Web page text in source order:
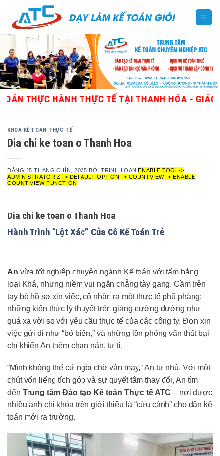
content
HÀNH THỰC TẾ TẠI THANH HÓA - GIÁO VIÊN
KHÓA KẾ TOÁN THỰC TẾ
Dia chi ke toan o Thanh Hoa
ĐĂNG 25 THÁNG CHÍN, 2025 BỞITRỊNH LOAN ENABLE TOOL->
ADMINISTRATOR Z -> DEFAULT OPTION -> COUNTVIEW -> ENABLE
COUNT VIEW FUNCTION
Dia chi ke toan o Thanh Hoa
Hành Trình “Lột Xác” Của Cô Kế Toán Trẻ
An vừa tốt nghiệp chuyên ngành Kế toán với tấm bằng
loại Khá, nhưng niềm vui ngắn chẳng tày gang. Cầm trên
tay bộ hồ sơ xin việc, cô nhận ra một thực tế phũ phàng:
những kiến thức lý thuyết trên giảng đường dường như
quá xa vời so với yêu cầu thực tế của các công ty. Đơn xin
việc gửi đi như “bỏ biển,” và những lần phỏng vấn thất bại
chỉ khiến An thêm chán nản, tự ti.
“Mình không thể cứ ngồi chờ vận may,” An tự nhủ. Với một
chút vốn liếng tích góp và sự quyết tâm thay đổi, An tìm
đến Trung tâm Đào tạo Kế toán Thực tế ATC – nơi được
nhiều anh chị khóa trên giới thiệu là “cứu cánh” cho dân kế
toán mới ra trường.